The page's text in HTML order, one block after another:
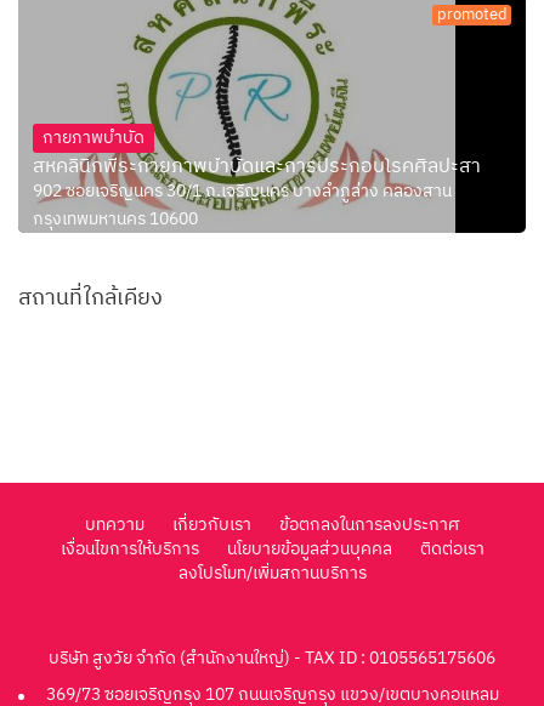
promoted
กายภาพบำบัด
สหคลินิกพีระกายภาพบำบัดและการประกอบโรคศิลปะสา
902 ซอยเจริญนคร 30/1 ถ.เจริญนคร บางลำภูล่าง คลองสาน
กรุงเทพมหานคร 10600
สถานที่ใกล้เคียง
บทความ เกี่ยวกับเรา
ข้อตกลงในการลงประกาศ
เงื่อนไขการให้บริการ
นโยบายข้อมูลส่วนบุคคล
ติดต่อเรา
ลงโปรโมท/เพิ่มสถานบริการ
บริษัท สูงวัย จำกัด (สำนักงานใหญ่) - TAX ID : 0105565175606
369/73 ซอยเจริญกรุง 107 ถนนเจริญกรุง แขวง/เขตบางคอแหลม